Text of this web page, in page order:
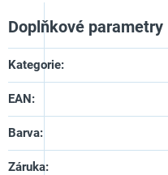
Doplňkové parametry
Kategorie:
EAN:
Barva:
Záruka: